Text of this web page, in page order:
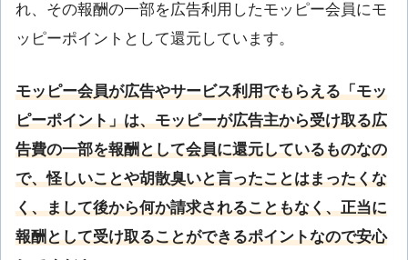
れ、その報酬の一部を広告利用したモッピー会員にモ
ッピーポイントとして還元しています。
モッピー会員が広告やサービス利用でもらえる「モッ
ピーポイント」は、モッピーが広告主から受け取る広
告費の一部を報酬として会員に還元しているものなの
で、怪しいことや胡散臭いと言ったことはまったくな
く、まして後から何か請求されることもなく、正当に
報酬として受け取ることができるポイントなので安心